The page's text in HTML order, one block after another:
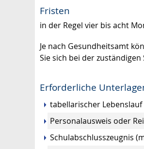
Fristen
in der Regel vier bis acht
Je nach Gesundheitsamt
Sie sich bei der zuständigen
Erforderliche
tabellarischer Lebenslauf
Personalausweis oder
Schulabschlusszeugnis